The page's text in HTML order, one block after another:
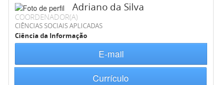
Adriano da Silva
COORDENADOR(A)
CIÊNCIAS SOCIAIS APLICADAS
Ciência da Informação
E-mail
Currículo